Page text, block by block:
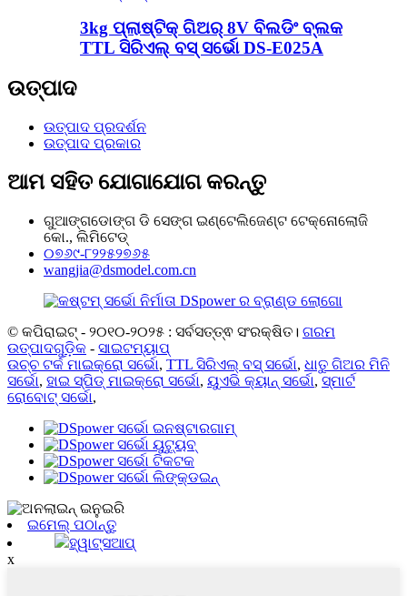
3kg ପ୍ଲାଷ୍ଟିକ୍ ଗିଅର୍ 8V ବିଲଡିଂ ବ୍ଲକ
TTL ସିରିଏଲ୍ ବସ୍ ସର୍ଭୋ DS-E025A
ଉତ୍ପାଦ
ଉତ୍ପାଦ ପ୍ରଦର୍ଶନ
ଉତ୍ପାଦ ପ୍ରକାର
ଆମ ସହିତ ଯୋଗାଯୋଗ କରନ୍ତୁ
ଗୁଆଙ୍ଗଡୋଙ୍ଗ ଡି ସେଙ୍ଗ ଇଣ୍ଟେଲିଜେଣ୍ଟ ଟେକ୍ନୋଲୋଜି
କୋ., ଲିମିଟେଡ୍
୦୭୬୯-୮୨୨୫୨୭୬୫
wangjia@dsmodel.com.cn
© କପିରାଇଟ୍ - ୨୦୧୦-୨୦୨୫ : ସର୍ବସତ୍ତ୍ଵ ସଂରକ୍ଷିତ। ଗରମ
ଉତ୍ପାଦଗୁଡ଼ିକ - ସାଇଟମ୍ୟାପ୍
ଉଚ୍ଚ ଟର୍କ ମାଇକ୍ରୋ ସର୍ଭୋ, TTL ସିରିଏଲ୍ ବସ୍ ସର୍ଭୋ, ଧାତୁ ଗିଅର ମିନି
ସର୍ଭୋ, ହାଇ ସ୍ପିଡ୍ ମାଇକ୍ରୋ ସର୍ଭୋ, ୟୁଏଭି କ୍ୟାନ୍ ସର୍ଭୋ, ସ୍ମାର୍ଟ
ରୋବୋଟ୍ ସର୍ଭୋ,
ଇମେଲ୍ ପଠାନ୍ତୁ
ହ୍ୱାଟ୍ସଆପ୍
x